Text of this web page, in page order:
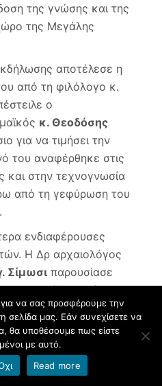
της γνώσης και της
της Μεγάλης
αποτέλεσε η
από τη φιλόλογο κ.
ο
κ. Θεοδόσης
για να τιμήσει την
του αναφέρθηκε στις
και στην τεχνογνωσία
από τη γεφύρωση του
ενδιαφέρουσες
Η Δρ αρχαιολόγος
Σίμωσι παρουσίασε
της Χαλκίδας από τους
έως και τα βυζαντινά
τη διαχρονική
ιστορία του
και
να σας προσφέρουμε την
σελίδα μας. Εάν συνεχίσετε να
θα υποθέσουμε πως είστε
με αυτό.
Read more